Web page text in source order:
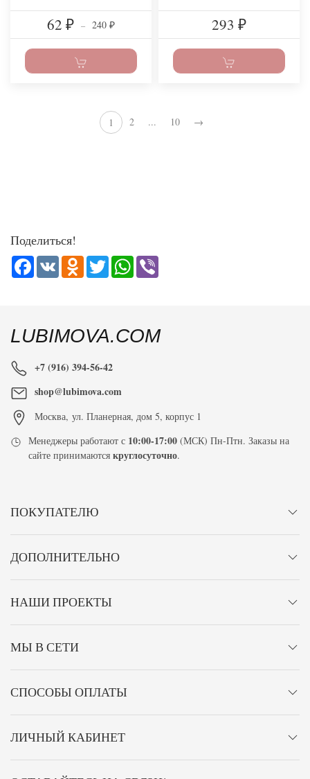
62 ₽ – 240 ₽ 293 ₽
1 2 ... 10 →
Поделиться!
Facebook
VK Odnoklassniki
TwitterWhatsApp
LUBIMOVA.COM
+7 (916) 394-56-42
shop@lubimova.com
Москва, ул. Планерная, дом 5, корпус 1
Менеджеры работают с 10:00-17:00 (МСК) Пн-Птн. Заказы на
сайте принимаютсякруглосуточно.
ПОКУПАТЕЛЮ
ДОПОЛНИТЕЛЬНО
НАШИ ПРОЕКТЫ
МЫ В СЕТИ
СПОСОБЫ ОПЛАТЫ
ЛИЧНЫЙ КАБИНЕТ